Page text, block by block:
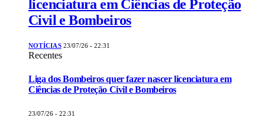
licenciatura em Ciências de Proteção
Civil e Bombeiros
NOTÍCIAS 23/07/26 - 22:31
Recentes
Liga dos Bombeiros quer fazer nascer licenciatura em
Ciências de Proteção Civil e Bombeiros
23/07/26 - 22:31